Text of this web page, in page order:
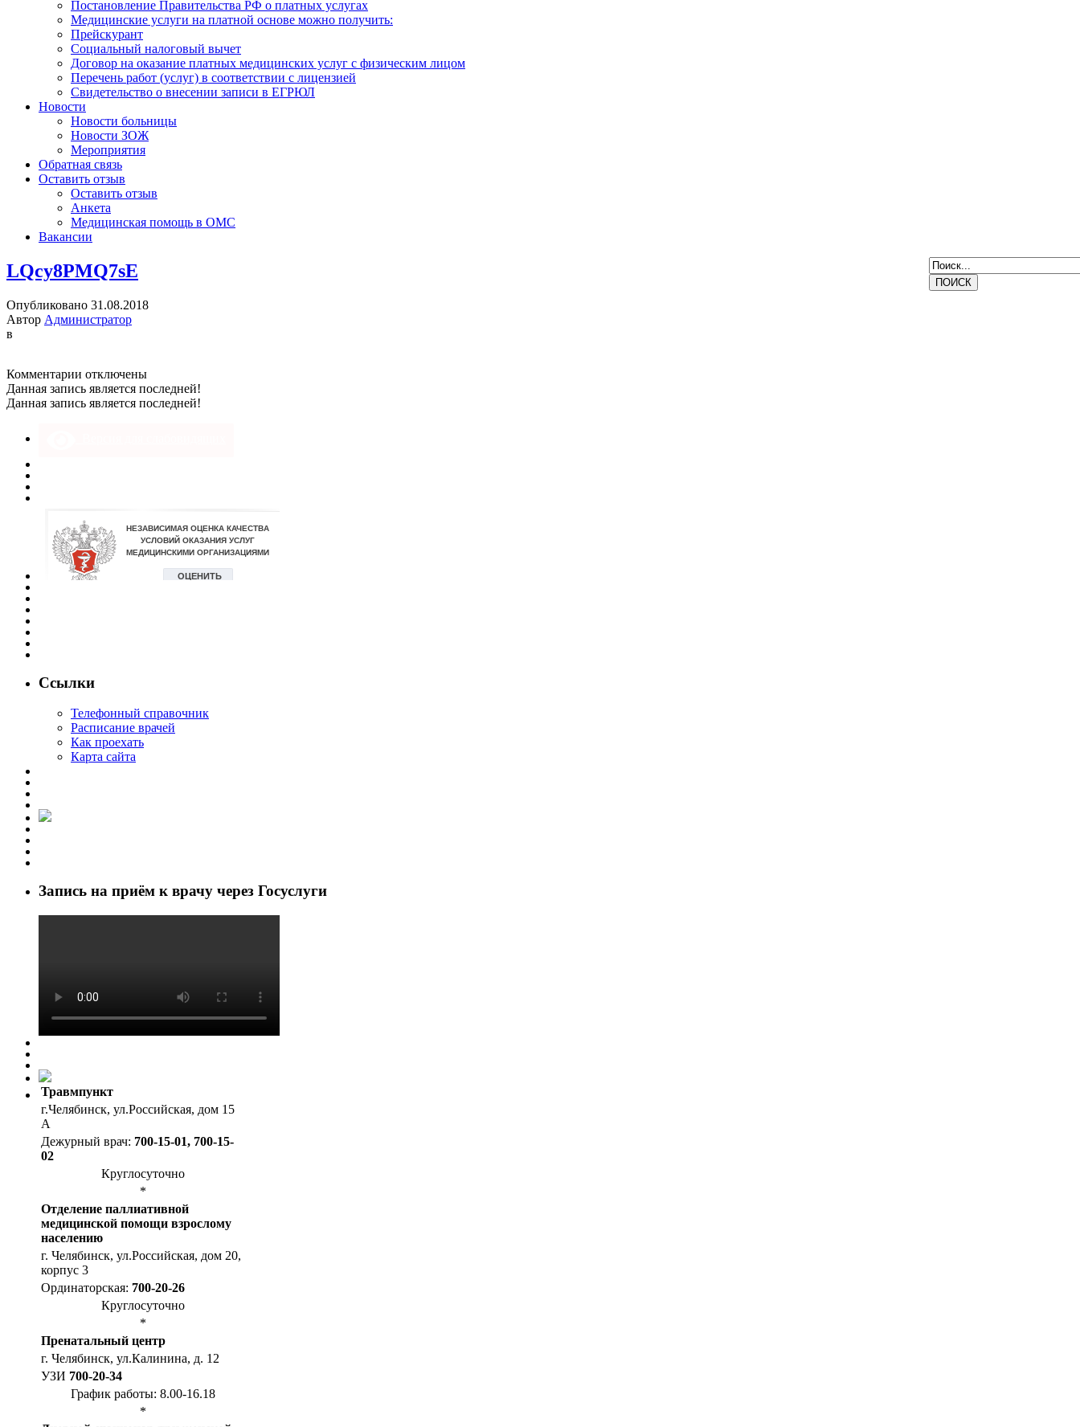
Постановление Правительства РФ о платных услугах
Медицинские услуги на платной основе можно получить:
Прейскурант
Социальный налоговый вычет
Договор на оказание платных медицинских услуг с физическим лицом
Перечень работ (услуг) в соответствии с лицензией
Свидетельство о внесении записи в ЕГРЮЛ
Новости
Новости больницы
Новости ЗОЖ
Мероприятия
Обратная связь
Оставить отзыв
Оставить отзыв
Анкета
Медицинская помощь в ОМС
Вакансии
LQcy8PMQ7sE
Опубликовано 31.08.2018
Автор Администратор
в
Комментарии к
записи
LQcy8PMQ7sE
отключены
Данная запись является последней!
Данная запись является последней!
Ссылки
Телефонный справочник
Расписание врачей
Как проехать
Карта сайта
Запись на приём к врачу через Госуслуги
Травмпункт
г.Челябинск, ул.Российская, дом 15
А
Дежурный врач: 700-15-01, 700-15-
02
Круглосуточно
*
Отделение паллиативной
медицинской помощи взрослому
населению
г. Челябинск, ул.Российская, дом 20,
корпус 3
Ординаторская: 700-20-26
Круглосуточно
*
Пренатальный центр
г. Челябинск, ул.Калинина, д. 12
УЗИ 700-20-34
График работы: 8.00-16.18
*